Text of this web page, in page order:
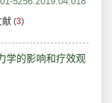
献 (3)
学的影响和疗效观